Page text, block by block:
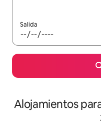
Salida
Alojamientos